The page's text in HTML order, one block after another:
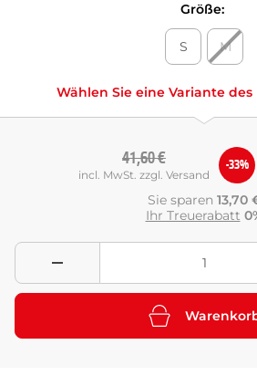
Größe:
S M
Wählen Sie eine Variante
41,60 €
incl. MwSt. zzgl. Versand
-33%
Sie sparen 13,70
Ihr Treuerabatt